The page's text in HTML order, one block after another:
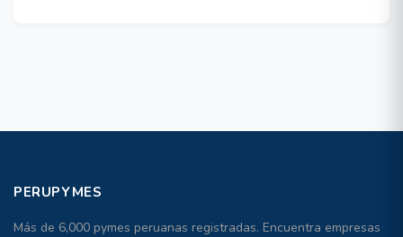
PERUPYMES
Más de 6,000 pymes peruanas registradas. Encuentra empresas